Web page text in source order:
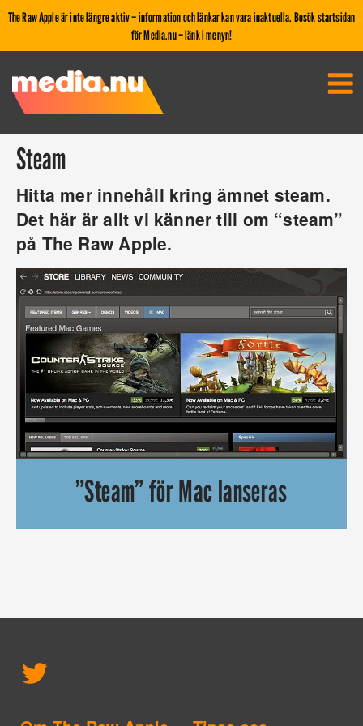
The Raw Apple är inte längre aktiv – information och länkar kan vara inaktuella. Besök startsidan
för Media.nu – länk i menyn!
Steam
Hitta mer innehåll kring ämnet steam.
Det här är allt vi känner till om “steam”
på The Raw Apple.
”Steam” för Mac lanseras
”Steam” är en spelplattform som hittills bara varit